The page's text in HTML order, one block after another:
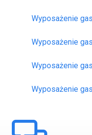
Wyposażenie
Wyposażenie
Wyposażenie
Wyposażenie